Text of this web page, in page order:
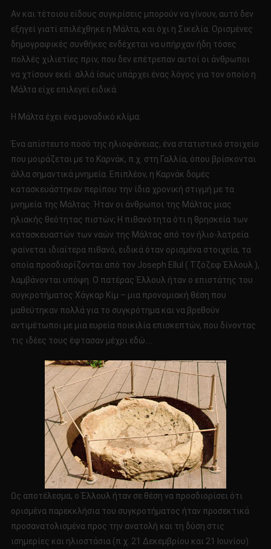
Αν και τέτοιου είδους συγκρίσεις μπορούν να γίνουν, αυτό δεν
εξηγεί γιατί επιλέχθηκε η Μάλτα, και όχι η Σικελία. Ορισμένες
δημογραφικές συνθήκες ενδέχεται να υπήρχαν ήδη τόσες
πολλές χιλιετίες πριν, που δεν επέτρεπαν αυτοί οι άνθρωποι
να χτίσουν εκεί αλλά ίσως υπάρχει ένας λόγος για τον οποίο η
Μάλτα είχε επιλεγεί ειδικά.
Η Μάλτα έχει ένα μοναδικό κλίμα:
Ένα απίστευτο ποσό της ηλιοφάνειας, ένα στατιστικό στοιχείο
που μοιράζεται με το Καρνάκ, π.χ. στη Γαλλία, όπου βρίσκονται
άλλα σημαντικά μνημεία. Επιπλέον, η Καρνάκ δομές
κατασκευάστηκαν περίπου την ίδια χρονική στιγμή με τα
μνημεία της Μάλτας. Ήταν οι άνθρωποι της Μάλτας μιας
ηλιακής θεότητας πιστών; Η πιθανότητα ότι η θρησκεία των
κατασκευαστών των ναών της Μάλτας από τον ήλιο-λατρεία
φαίνεται ιδιαίτερα πιθανό, ειδικά όταν ορισμένα στοιχεία, τα
οποία προσδιορίζονται από τον Joseph Ellul ( Τζόζεφ Έλλουλ ),
λαμβάνονται υπόψη. Ο πατέρας Έλλουλ ήταν ο επιστάτης του
συγκροτήματος Χάγκαρ Κίμ – μια προνομιακή θέση που
μαθεύτηκαν πολλά για το συγκρότημα και να βρεθούν
αντιμέτωποι με μια ευρεία ποικιλία επισκεπτών, που δίνοντας
τις ιδέες τους έφτασαν μέχρι εδώ….
Ως αποτέλεσμα, ο Έλλουλ ήταν σε θέση να προσδιορίσει ότι
ορισμένα παρεκκλήσια του συγκροτήματος ήταν προσεκτικά
προσανατολισμένα προς την ανατολή και τη δύση στις
ισημερίες και ηλιοστάσια (π.χ. 21 Δεκεμβρίου και 21 Ιουνίου).